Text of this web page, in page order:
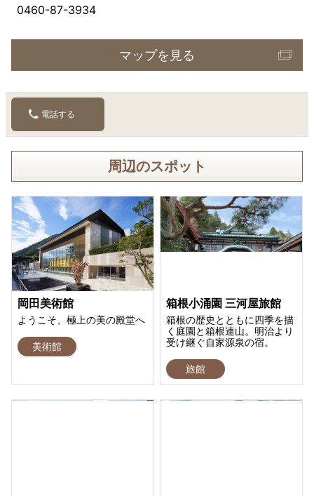
0460-87-3934
マップを見る
電話する
周辺のスポット
岡田美術館
ようこそ、極上の美の殿堂へ
美術館
箱根小涌園 三河屋旅館
箱根の歴史とともに四季を描
く庭園と箱根連山。明治より
受け継ぐ自家源泉の宿。
旅館